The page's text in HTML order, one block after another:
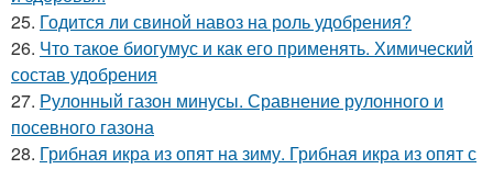
25. Годится ли свиной навоз на роль удобрения?
26. Что такое биогумус и как его применять. Химический
состав удобрения
27. Рулонный газон минусы. Сравнение рулонного и
посевного газона
28. Грибная икра из опят на зиму. Грибная икра из опят с